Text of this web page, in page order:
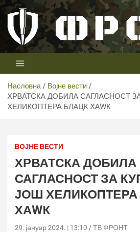
Скип
цонтент
Телевизија
Први војни канал у Србији
Насловна
Војне вести
ХРВАТСКА ДОБИЛА САГЛАСНОСТ
ХЕЛИКОПТЕРА БЛАЦК ХАWК
ВОЈНЕ ВЕСТИ
ХРВАТСКА ДОБИЛА
САГЛАСНОСТ ЗА
ЈОШ ХЕЛИКОПТЕРА
ХАWК
29. јануар 2024. | 13:10 ТВ ФРОНТ